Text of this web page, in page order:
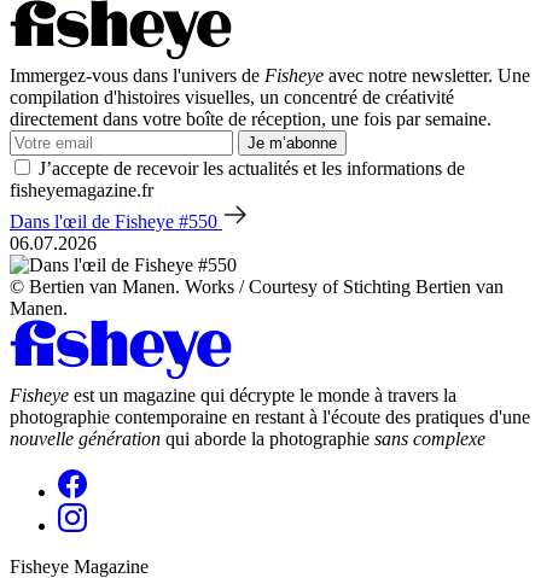
Immergez-vous dans l'univers de Fisheye avec notre newsletter. Une
compilation d'histoires visuelles, un concentré de créativité
directement dans votre boîte de réception, une fois par semaine.
Je m’abonne
J’accepte de recevoir les actualités et les informations de
fisheyemagazine.fr
Dans l'œil de Fisheye #550
06.07.2026
© Bertien van Manen. Works / Courtesy of Stichting Bertien van
Manen.
Fisheye est un magazine qui décrypte le monde à travers la
photographie contemporaine en restant à l'écoute des pratiques d'une
nouvelle génération qui aborde la photographie sans complexe
Fisheye Magazine